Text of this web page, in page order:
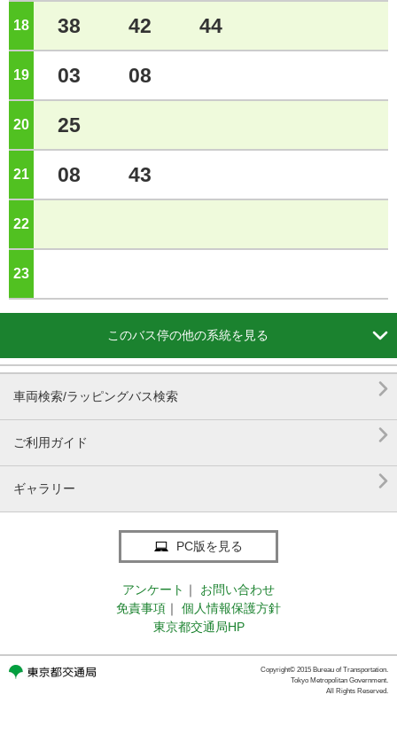
18 38 42 44
19 03 08
20 25
21 08 43
22
23
このバス停の他の系統を見る 
車両検索/ラッピングバス検索 
ご利用ガイド 
ギャラリー 
PC版を見る
アンケート ｜
お問い合わせ
免責事項 ｜
個人情報保護方針
東京都交通局HP
Copyright© 2015 Bureau of Transportation.
Tokyo Metropolitan Government.
All Rights Reserved.